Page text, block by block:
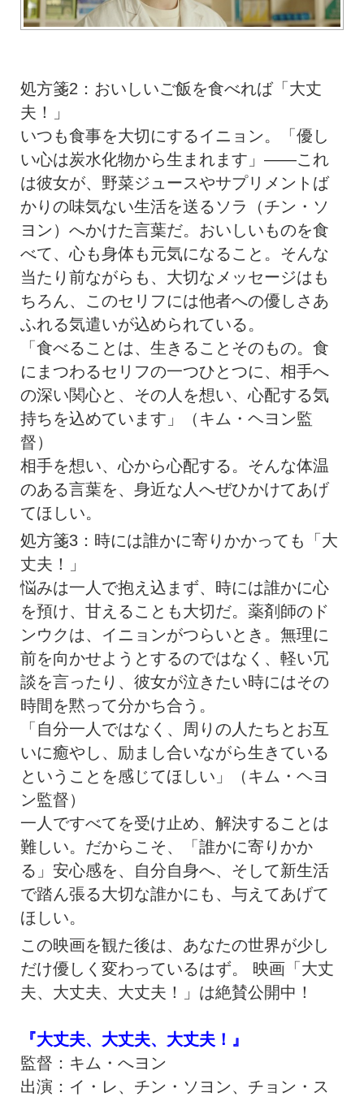
処方箋2：おいしいご飯を食べれば「大丈
夫！」
いつも食事を大切にするイニョン。「優し
い心は炭水化物から生まれます」――これ
は彼女が、野菜ジュースやサプリメントば
かりの味気ない生活を送るソラ（チン・ソ
ヨン）へかけた言葉だ。おいしいものを食
べて、心も身体も元気になること。そんな
当たり前ながらも、大切なメッセージはも
ちろん、このセリフには他者への優しさあ
ふれる気遣いが込められている。
「食べることは、生きることそのもの。食
にまつわるセリフの一つひとつに、相手へ
の深い関心と、その人を想い、心配する気
持ちを込めています」（キム・ヘヨン監
督）
相手を想い、心から心配する。そんな体温
のある言葉を、身近な人へぜひかけてあげ
てほしい。
処方箋3：時には誰かに寄りかかっても「大
丈夫！」
悩みは一人で抱え込まず、時には誰かに心
を預け、甘えることも大切だ。薬剤師のド
ンウクは、イニョンがつらいとき。無理に
前を向かせようとするのではなく、軽い冗
談を言ったり、彼女が泣きたい時にはその
時間を黙って分かち合う。
「自分一人ではなく、周りの人たちとお互
いに癒やし、励まし合いながら生きている
ということを感じてほしい」（キム・ヘヨ
ン監督）
一人ですべてを受け止め、解決することは
難しい。だからこそ、「誰かに寄りかか
る」安心感を、自分自身へ、そして新生活
で踏ん張る大切な誰かにも、与えてあげて
ほしい。
この映画を観た後は、あなたの世界が少し
だけ優しく変わっているはず。 映画「大丈
夫、大丈夫、大丈夫！」は絶賛公開中！
『大丈夫、大丈夫、大丈夫！』
監督：キム・へヨン
出演：イ・レ、チン・ソヨン、チョン・ス